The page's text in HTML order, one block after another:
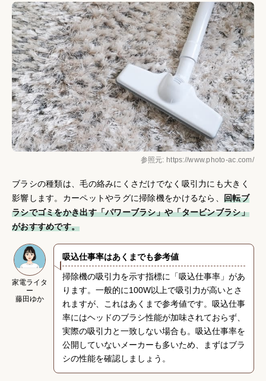
参照元: https://www.photo-ac.com/
ブラシの種類は、毛の絡みにくさだけでなく吸引力にも大きく
影響します。カーペットやラグに掃除機をかけるなら、 回転ブ
ラシでゴミをかき出す「パワーブラシ」や「タービンブラシ」
がおすすめです。
家電ライタ
ー
藤田ゆか
吸込仕事率はあくまでも参考値
掃除機の吸引力を示す指標に「吸込仕事率」があ
ります。一般的に100W以上で吸引力が高いとさ
れますが、これはあくまで参考値です。吸込仕事
率にはヘッドのブラシ性能が加味されておらず、
実際の吸引力と一致しない場合も。吸込仕事率を
公開していないメーカーも多いため、まずはブラ
シの性能を確認しましょう。